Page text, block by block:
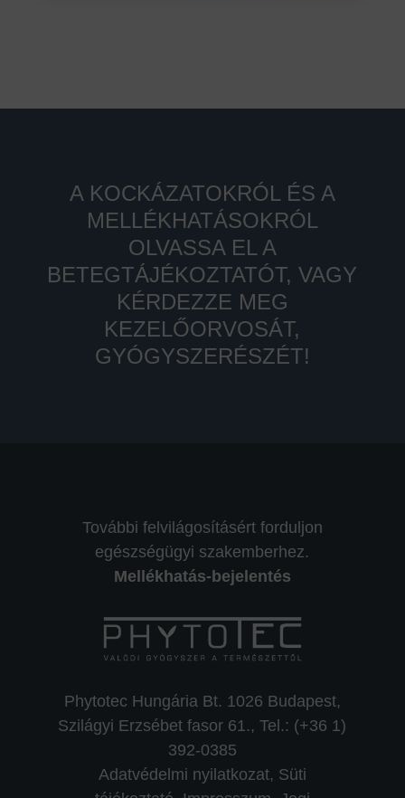
A KOCKÁZATOKRÓL ÉS A
MELLÉKHATÁSOKRÓL
OLVASSA EL A
BETEGTÁJÉKOZTATÓT, VAGY
KÉRDEZZE MEG
KEZELŐORVOSÁT,
GYÓGYSZERÉSZÉT!
További felvilágosításért forduljon
egészségügyi szakemberhez.
Mellékhatás-bejelentés
Phytotec Hungária Bt. 1026 Budapest,
Szilágyi Erzsébet fasor 61., Tel.: (+36 1)
392-0385
Adatvédelmi nyilatkozat, Süti